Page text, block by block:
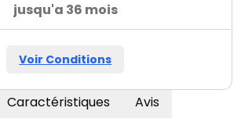
jusqu'a 36 mois
Voir Conditions
Caractéristiques Avis